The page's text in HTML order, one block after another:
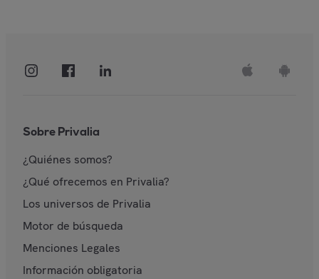
Sobre Privalia
¿Quiénes somos?
¿Qué ofrecemos en Privalia?
Los universos de Privalia
Motor de búsqueda
Menciones Legales
Información obligatoria